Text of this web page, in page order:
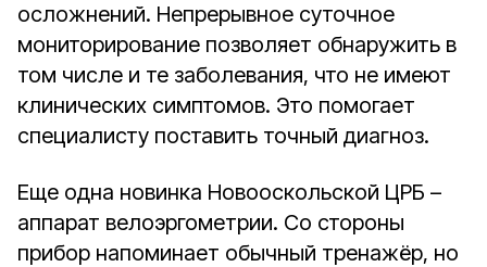
осложнений. Непрерывное суточное
мониторирование позволяет обнаружить в
том числе и те заболевания, что не имеют
клинических симптомов. Это помогает
специалисту поставить точный диагноз.
Еще одна новинка Новооскольской ЦРБ –
аппарат велоэргометрии. Со стороны
прибор напоминает обычный тренажёр, но